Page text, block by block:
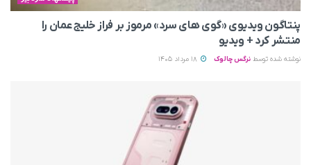
پنتاگون ویدیوی «گوی های سرد» مرموز بر فراز خلیج عمان را
منتشر کرد + ویدیو
نوشته شده توسط نرگس چالوک